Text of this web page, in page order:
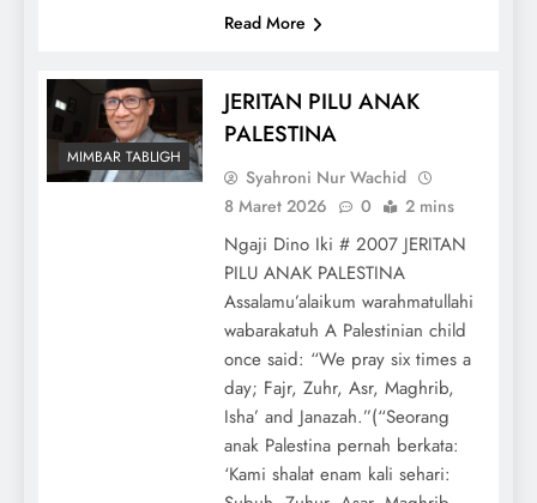
Read More
MIMBAR TABLIGH
JERITAN PILU ANAK
PALESTINA
Syahroni Nur Wachid
8 Maret 2026
0 2 mins
Ngaji Dino Iki # 2007 JERITAN
PILU ANAK PALESTINA
Assalamu’alaikum warahmatullahi
wabarakatuh A Palestinian child
once said: “We pray six times a
day; Fajr, Zuhr, Asr, Maghrib,
Isha’ and Janazah.”(“Seorang
anak Palestina pernah berkata:
‘Kami shalat enam kali sehari: